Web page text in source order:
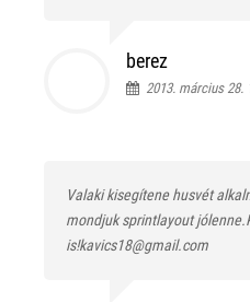
berez
2013. március 28.
Valaki kisegítene husvét
mondjuk sprintlayout
is!kavics18@gmail.com